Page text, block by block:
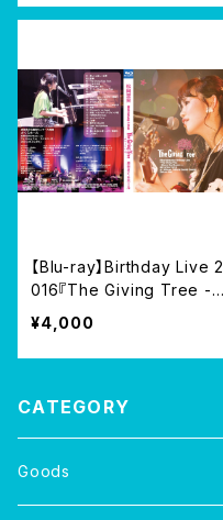
【Blu-ray】Birthday Live 2
016『The Giving Tree -
Bloom like flowers -』@
さくらホール 2016/04/15
¥4,000
CATEGORY
Goods